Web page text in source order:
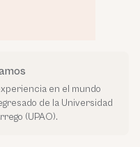
en el mundo
de la Universidad
(UPAO).